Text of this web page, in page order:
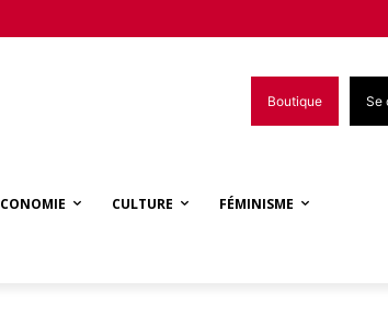
Boutique Se
CULTURE FÉMINISME